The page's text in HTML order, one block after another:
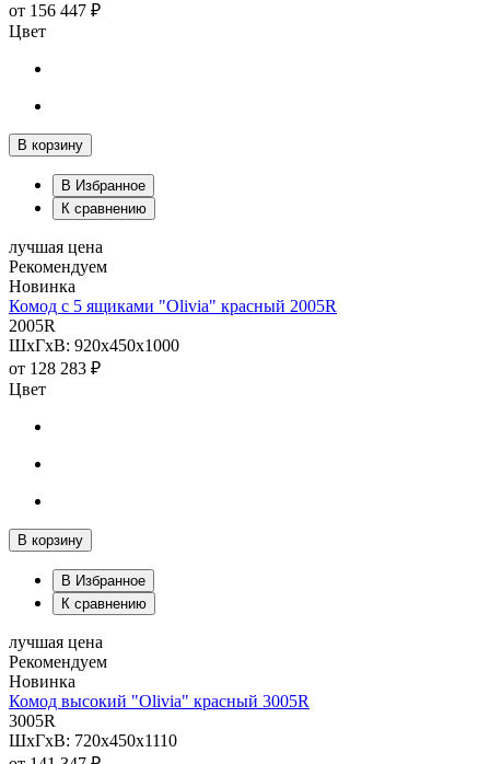
от 156 447 ₽
Цвет
В корзину
В Избранное
К сравнению
лучшая цена
Рекомендуем
Новинка
Комод с 5 ящиками "Olivia" красный 2005R
2005R
ШхГхВ: 920х450х1000
от 128 283 ₽
Цвет
В корзину
В Избранное
К сравнению
лучшая цена
Рекомендуем
Новинка
Комод высокий "Olivia" красный 3005R
3005R
ШхГхВ: 720х450х1110